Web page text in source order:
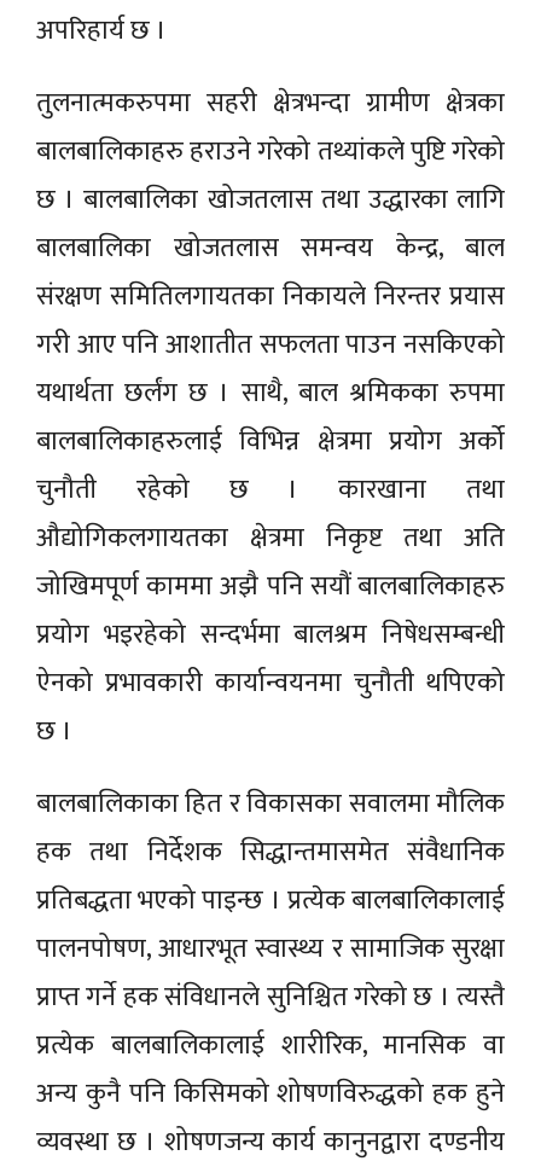
अपरिहार्य छ ।
तुलनात्मकरुपमा सहरी क्षेत्रभन्दा ग्रामीण क्षेत्रका
बालबालिकाहरु हराउने गरेको तथ्यांकले पुष्टि गरेको
छ । बालबालिका खोजतलास तथा उद्धारका लागि
बालबालिका खोजतलास समन्वय केन्द्र, बाल
संरक्षण समितिलगायतका निकायले निरन्तर प्रयास
गरी आए पनि आशातीत सफलता पाउन नसकिएको
यथार्थता छर्लंग छ । साथै, बाल श्रमिकका रुपमा
बालबालिकाहरुलाई विभिन्न क्षेत्रमा प्रयोग अर्को
चुनौती रहेको छ । कारखाना तथा
औद्योगिकलगायतका क्षेत्रमा निकृष्ट तथा अति
जोखिमपूर्ण काममा अझै पनि सयौं बालबालिकाहरु
प्रयोग भइरहेको सन्दर्भमा बालश्रम निषेधसम्बन्धी
ऐनको प्रभावकारी कार्यान्वयनमा चुनौती थपिएको
छ ।
बालबालिकाका हित र विकासका सवालमा मौलिक
हक तथा निर्देशक सिद्धान्तमासमेत संवैधानिक
प्रतिबद्धता भएको पाइन्छ । प्रत्येक बालबालिकालाई
पालनपोषण, आधारभूत स्वास्थ्य र सामाजिक सुरक्षा
प्राप्त गर्ने हक संविधानले सुनिश्चित गरेको छ । त्यस्तै
प्रत्येक बालबालिकालाई शारीरिक, मानसिक वा
अन्य कुनै पनि किसिमको शोषणविरुद्धको हक हुने
व्यवस्था छ । शोषणजन्य कार्य कानुनद्वारा दण्डनीय